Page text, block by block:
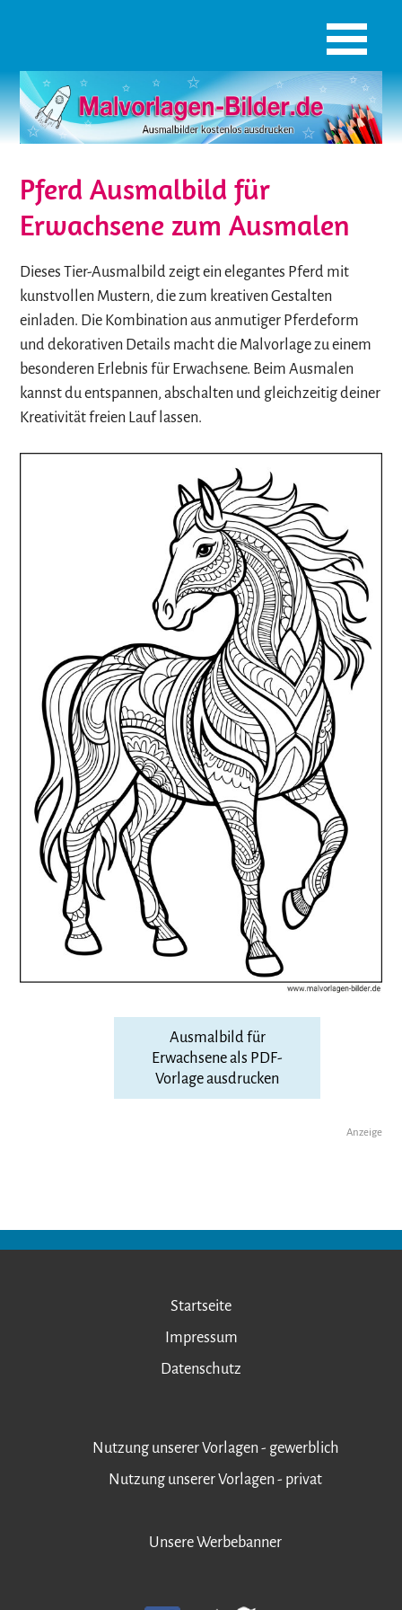
Pferd Ausmalbild für
Erwachsene zum Ausmalen
Dieses Tier-Ausmalbild zeigt ein elegantes Pferd mit
kunstvollen Mustern, die zum kreativen Gestalten
einladen. Die Kombination aus anmutiger Pferdeform
und dekorativen Details macht die Malvorlage zu einem
besonderen Erlebnis für Erwachsene. Beim Ausmalen
kannst du entspannen, abschalten und gleichzeitig deiner
Kreativität freien Lauf lassen.
Ausmalbild für
Erwachsene als PDF-
Vorlage ausdrucken
Anzeige
Startseite
Impressum
Datenschutz
Nutzung unserer Vorlagen - gewerblich
Nutzung unserer Vorlagen - privat
Unsere Werbebanner